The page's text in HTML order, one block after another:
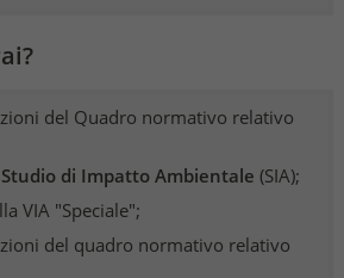
del Quadro normativo relativo
Studio di Impatto Ambientale (SIA);
VIA "Speciale";
del quadro normativo relativo